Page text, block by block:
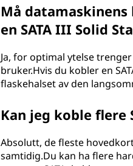
Må
en SATA III Solid
Ja, for optimal ytelse
bruker.Hvis du kobler en
flaskehalset av den
Kan jeg koble
Absolutt, de fleste
samtidig.Du kan ha flere